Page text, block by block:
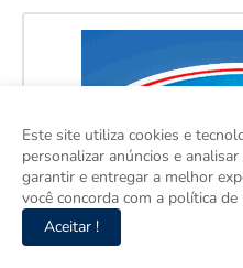
Este site utiliza cookies e
personalizar anúncios e
garantir e entregar a melhor
você concorda com a política
Aceitar !